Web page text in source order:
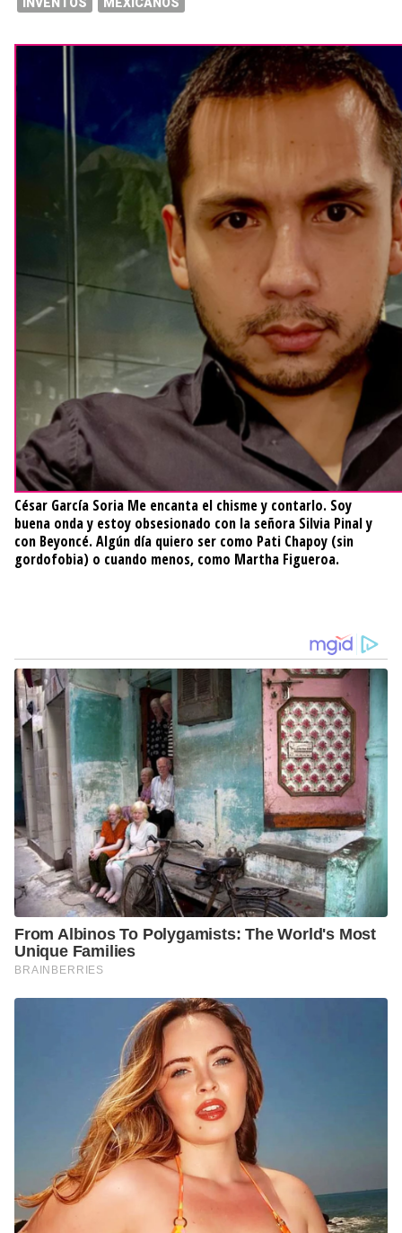
César García Soria Me encanta el chisme y contarlo. Soy
buena onda y estoy obsesionado con la señora Silvia Pinal y
con Beyoncé. Algún día quiero ser como Pati Chapoy (sin
gordofobia) o cuando menos, como Martha Figueroa.